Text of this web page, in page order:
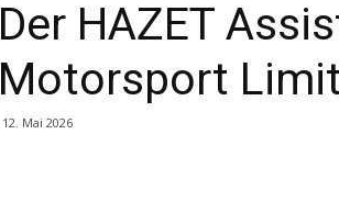
Der HAZET
Motorsport
12. Mai 2026